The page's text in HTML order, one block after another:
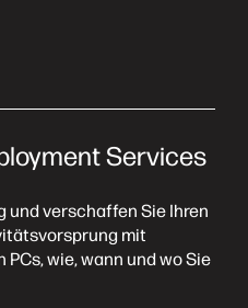
Services
und verschaffen Sie Ihren
mit
wie, wann und wo Sie